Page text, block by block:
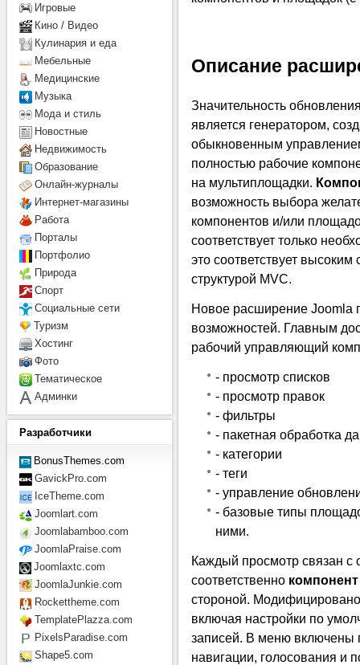
Описание
Значительность
является генератором,
обыкновенным
полностью рабочие
на мультиплощадки.
возможность выбора
компонентов и/или
соответствует только
это соответствует
структурой MVC.
Новое расширение Joomla
возможностей. Главным
рабочий управляющий
- просмотр списков
- просмотр правок
- фильтры
- пакетная обработка
- категории
- теги
- управление
- базовые типы
ними.
Каждый просмотр связан
соответственно
стороной.
включая настройки по
записей. В меню включены
навигации, голосования и
Игровые
Кино / Видео
Кулинария и еда
Мебельные
Медицинские
Музыка
Мода и стиль
Новостные
Недвижимость
Образование
Онлайн-журналы
Интернет-магазины
Работа
Порталы
Портфолио
Природа
Спорт
Социальные сети
Туризм
Хостинг
Фото
Тематическое
Админки
Разработчики
BonusThemes.com
GavickPro.com
IceTheme.com
Joomlart.com
Joomlabamboo.com
JoomlaPraise.com
Joomlaxtc.com
JoomlaJunkie.com
Rockettheme.com
TemplatePlazza.com
PixelsParadise.com
Shape5.com